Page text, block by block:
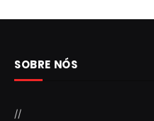
SOBRE NÓS
//